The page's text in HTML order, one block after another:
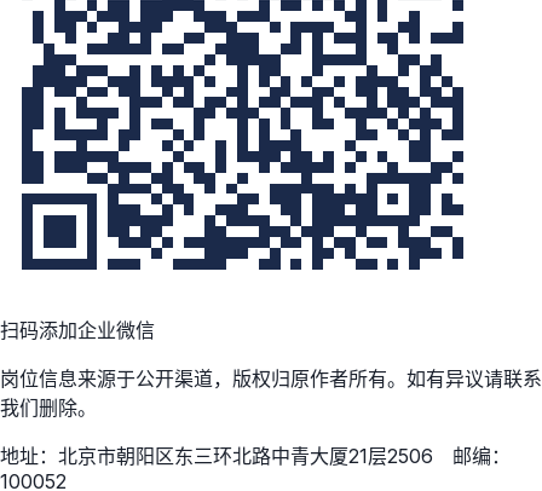
扫码添加企业微信
岗位信息来源于公开渠道，版权归原作者所有。如有异议请联系
我们删除。
地址：北京市朝阳区东三环北路中青大厦21层2506 邮编：
100052